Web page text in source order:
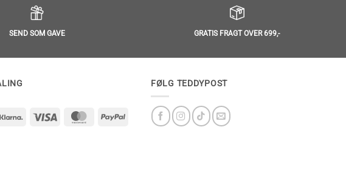
SEND SOM GAVE GRATIS FRAGT OVER 699,-
Klarna Visa MasterCardPayPal
FØLG TEDDYPOST